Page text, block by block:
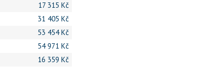
17 315 Kč
31 405 Kč
53 454 Kč
54 971 Kč
16 359 Kč